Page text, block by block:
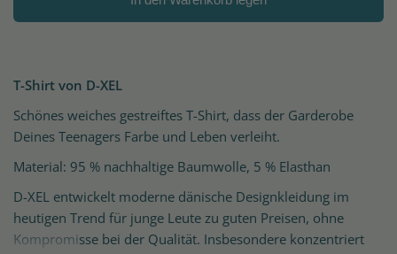
T-Shirt von D-XEL
Schönes weiches gestreiftes T-Shirt, dass der Garderobe
Deines Teenagers Farbe und Leben verleiht.
Material: 95 % nachhaltige Baumwolle, 5 % Elasthan
D-XEL entwickelt moderne dänische Designkleidung im
heutigen Trend für junge Leute zu guten Preisen, ohne
Kompromisse bei der Qualität. Insbesondere konzentriert